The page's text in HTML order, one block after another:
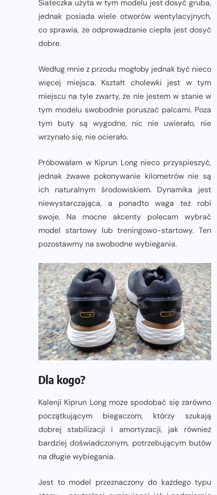
Siateczka użyta w tym modelu jest dosyć gruba,
jednak posiada wiele otworów wentylacyjnych,
co sprawia, że odprowadzanie ciepła jest dosyć
dobre.
Według mnie z przodu mogłoby jednak być nieco
więcej miejsca. Kształt cholewki jest w tym
miejscu na tyle zwarty, że nie jestem w stanie w
tym modelu swobodnie poruszać palcami. Poza
tym buty są wygodne, nic nie uwierało, nie
wrzynało się, nie ocierało.
Próbowałam w Kiprun Long nieco przyspieszyć,
jednak żwawe pokonywanie kilometrów nie są
ich naturalnym środowiskiem. Dynamika jest
niewystarczająca, a ponadto waga też robi
swoje. Na mocne akcenty polecam wybrać
model startowy lub treningowo-startowy. Ten
pozostawmy na swobodne wybiegania.
Dla kogo?
Kalenji Kiprun Long może spodobać się zarówno
początkującym biegaczom, którzy szukają
dobrej stabilizacji i amortyzacji, jak również
bardziej doświadczonym, potrzebującym butów
na długie wybiegania.
Jest to model przeznaczony do każdego typu